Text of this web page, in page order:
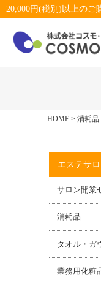
20,000円(税別)以上のご
HOME 消耗品
エステサ
サロン開業
消耗品
タオル・ガ
業務用化粧